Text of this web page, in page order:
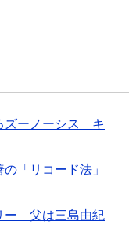
ズーノーシス キ
「リコード法」
ー 父は三島由紀